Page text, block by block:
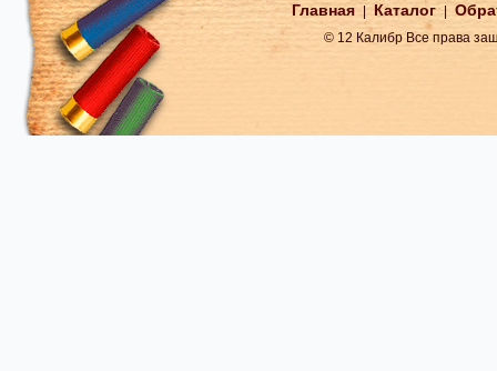
Главная Каталог
© 12 Калибр Все права